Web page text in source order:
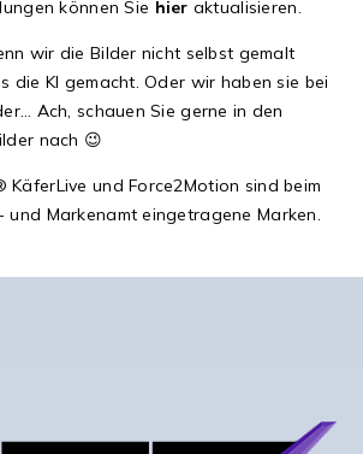
können Sie hier aktualisieren.
wir die Bilder nicht selbst gemalt
die KI gemacht. Oder wir haben sie bei
Ach, schauen Sie gerne in den
nach 😉
KäferLive und Force2Motion sind beim
Markenamt eingetragene Marken.